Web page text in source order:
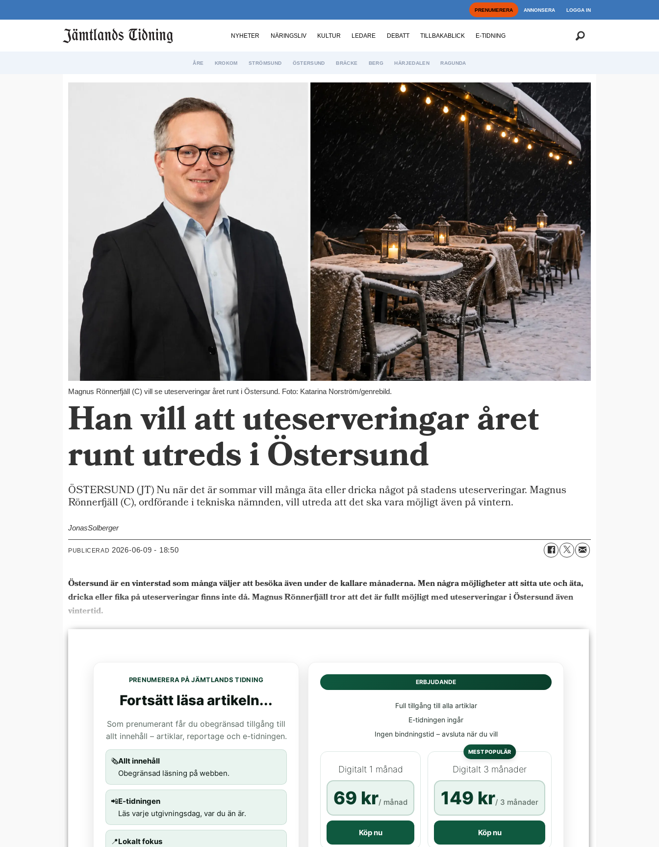
PRENUMERERA ANNONSERA LOGGA IN
NYHETER NÄRINGSLIV KULTUR LEDARE DEBATT TILLBAKABLICK E-TIDNING
ÅRE KROKOM STRÖMSUND ÖSTERSUND BRÄCKE BERG HÄRJEDALEN RAGUNDA
Magnus Rönnerfjäll (C) vill se uteserveringar året runt i Östersund. Foto: Katarina Norström/genrebild.
Han vill att uteserveringar året
runt utreds i Östersund
ÖSTERSUND (JT) Nu när det är sommar vill många äta eller dricka något på stadens uteserveringar. Magnus
Rönnerfjäll (C), ordförande i tekniska nämnden, vill utreda att det ska vara möjligt även på vintern.
JonasSolberger
PUBLICERAD 2026-06-09 - 18:50
Östersund är en vinterstad som många väljer att besöka även under de kallare månaderna. Men några möjligheter att sitta ute och äta,
dricka eller fika på uteserveringar finns inte då. Magnus Rönnerfjäll tror att det är fullt möjligt med uteserveringar i Östersund även
vintertid.
PRENUMERERA PÅ JÄMTLANDS TIDNING
Fortsätt läsa artikeln...
Som prenumerant får du obegränsad tillgång till
allt innehåll – artiklar, reportage och e-tidningen.
🗞️Allt innehåll
Obegränsad läsning på webben.
📲E-tidningen
Läs varje utgivningsdag, var du än är.
📍Lokalt fokus
ERBJUDANDE
Full tillgång till alla artiklar
E-tidningen ingår
Ingen bindningstid – avsluta när du vill
Digitalt 1 månad
69 kr/ månad
Köp nu
MEST POPULÄR
Digitalt 3 månader
149 kr/ 3 månader
Köp nu